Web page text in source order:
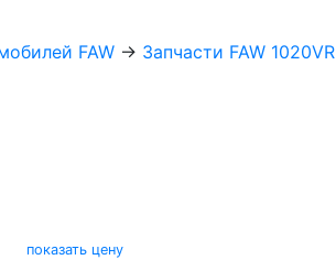
FAW → Запчасти FAW 1020VR
показать цену